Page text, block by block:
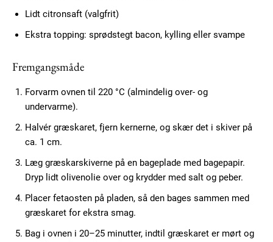
Lidt citronsaft (valgfrit)
Ekstra topping: sprødstegt bacon, kylling eller svampe
Fremgangsmåde
Forvarm ovnen til 220 °C (almindelig over- og
undervarme).
Halvér græskaret, fjern kernerne, og skær det i skiver på
ca. 1 cm.
Læg græskarskiverne på en bageplade med bagepapir.
Dryp lidt olivenolie over og krydder med salt og peber.
Placer fetaosten på pladen, så den bages sammen med
græskaret for ekstra smag.
Bag i ovnen i 20–25 minutter, indtil græskaret er mørt og